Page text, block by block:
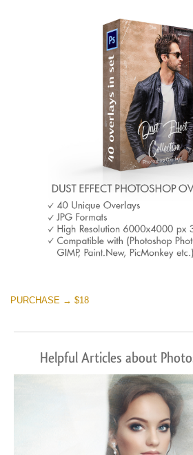
PURCHASE → $18
Helpful Articles about